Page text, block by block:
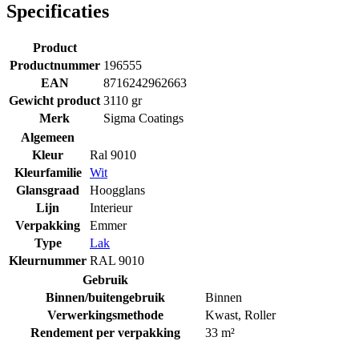
Specificaties
Product
Productnummer 196555
EAN
8716242962663
Gewicht product 3110 gr
Merk
Sigma Coatings
Algemeen
Kleur
Ral 9010
Kleurfamilie
Wit
Glansgraad
Hoogglans
Lijn
Interieur
Verpakking
Emmer
Type
Lak
Kleurnummer RAL 9010
Gebruik
Binnen/buitengebruik
Binnen
Verwerkingsmethode
Kwast, Roller
Rendement per verpakking
33 m²